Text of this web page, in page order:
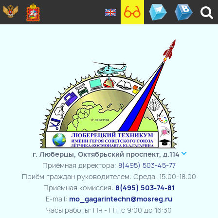
г. Люберцы, Октябрьский проспект, д.114
Приёмная директора: 8(495) 503-45-77
Приём граждан руководителем: Среда, 15:00-18:00
Приемная комиссия: 8(495) 503-74-81
E-mail: mo_gagarintechn@mosreg.ru
Часы работы: Пн - Пт, с 9:00 до 16:30